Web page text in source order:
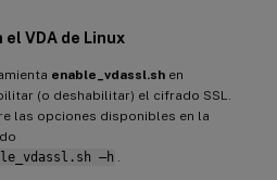
VDA de Linux
enable_vdassl.sh en
(o deshabilitar) el cifrado SSL.
las opciones disponibles en la
–h